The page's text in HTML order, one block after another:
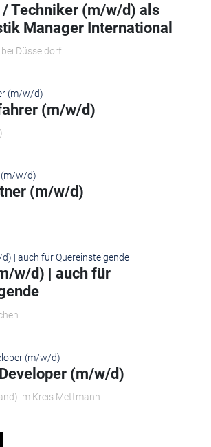
Techniker (m/w/d) als
Manager International
Düsseldorf
(m/w/d)
(m/w/d)
w/d) | auch für
(m/w/d)
im Kreis Mettmann